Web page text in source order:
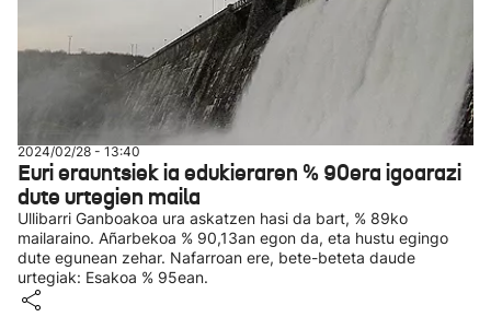
2024/02/28 - 13:40
Euri erauntsiek ia edukieraren % 90era igoarazi
dute urtegien maila
Ullibarri Ganboakoa ura askatzen hasi da bart, % 89ko
mailaraino. Añarbekoa % 90,13an egon da, eta hustu egingo
dute egunean zehar. Nafarroan ere, bete-beteta daude
urtegiak: Esakoa % 95ean.